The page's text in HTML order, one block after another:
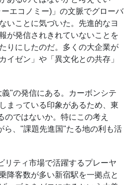
エコノミー) 」の文脈でグローバ
いことに気づいた。先進的なヨ
が発信されきれていないことを
りにしたのだ。多くの大企業が
イゼン」や「異文化との共存」
義"の発信にある。カーボンシテ
まっている印象があるため、東
のではないか。特にこの考え
、 "課題先進国"たる地の利も活
リティ市場で活躍するプレーヤ
降客数が多い新宿駅を一拠点と